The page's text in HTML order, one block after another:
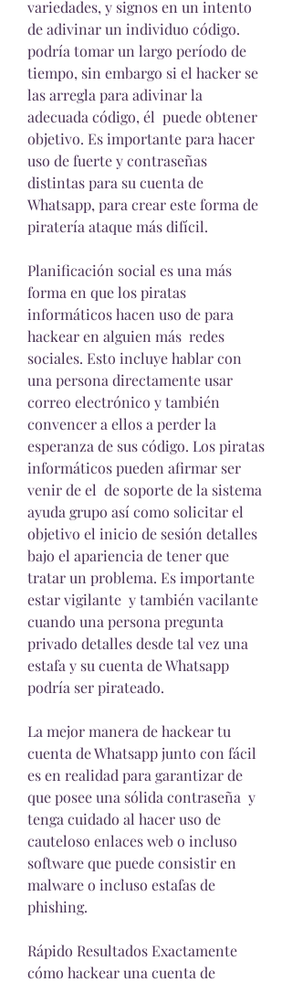
variedades, y signos en un intento
de adivinar un individuo código.
podría tomar un largo período de
tiempo, sin embargo si el hacker se
las arregla para adivinar la
adecuada código, él  puede obtener
objetivo. Es importante para hacer
uso de fuerte y contraseñas
distintas para su cuenta de
Whatsapp, para crear este forma de
piratería ataque más difícil.
Planificación social es una más
forma en que los piratas
informáticos hacen uso de para
hackear en alguien más  redes
sociales. Esto incluye hablar con
una persona directamente usar
correo electrónico y también
convencer a ellos a perder la
esperanza de sus código. Los piratas
informáticos pueden afirmar ser
venir de el  de soporte de la sistema
ayuda grupo así como solicitar el
objetivo el inicio de sesión detalles
bajo el apariencia de tener que
tratar un problema. Es importante
estar vigilante  y también vacilante
cuando una persona pregunta
privado detalles desde tal vez una
estafa y su cuenta de Whatsapp
podría ser pirateado.
La mejor manera de hackear tu
cuenta de Whatsapp junto con fácil
es en realidad para garantizar de
que posee una sólida contraseña  y
tenga cuidado al hacer uso de
cauteloso enlaces web o incluso
software que puede consistir en
malware o incluso estafas de
phishing.
Rápido Resultados Exactamente
cómo hackear una cuenta de